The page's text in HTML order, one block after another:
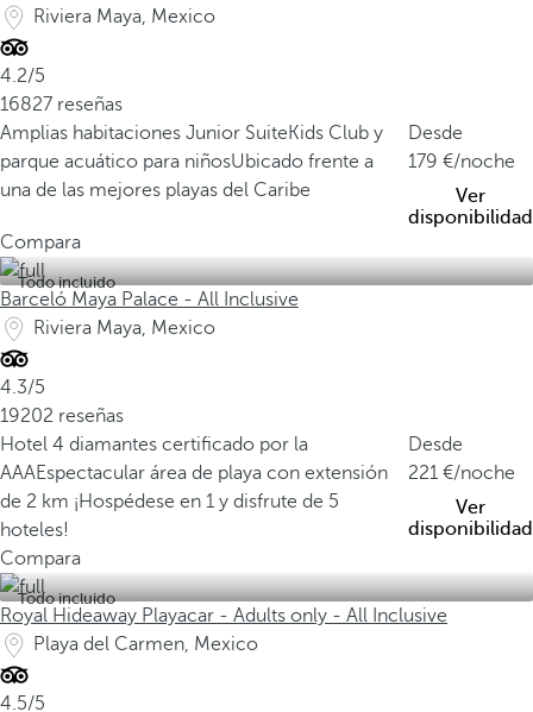
Riviera Maya, Mexico
4.2/5
16827 reseñas
Amplias habitaciones Junior SuiteKids Club y
parque acuático para niñosUbicado frente a
una de las mejores playas del Caribe
Desde
179
/noche
Ver
disponibilidad
Compara
Todo incluido
Barceló Maya Palace - All Inclusive
Riviera Maya, Mexico
4.3/5
19202 reseñas
Hotel 4 diamantes certificado por la
AAAEspectacular área de playa con extensión
de 2 km ¡Hospédese en 1 y disfrute de 5
hoteles!
Desde
221
/noche
Ver
disponibilidad
Compara
Todo incluido
Royal Hideaway Playacar - Adults only - All Inclusive
Playa del Carmen, Mexico
4.5/5